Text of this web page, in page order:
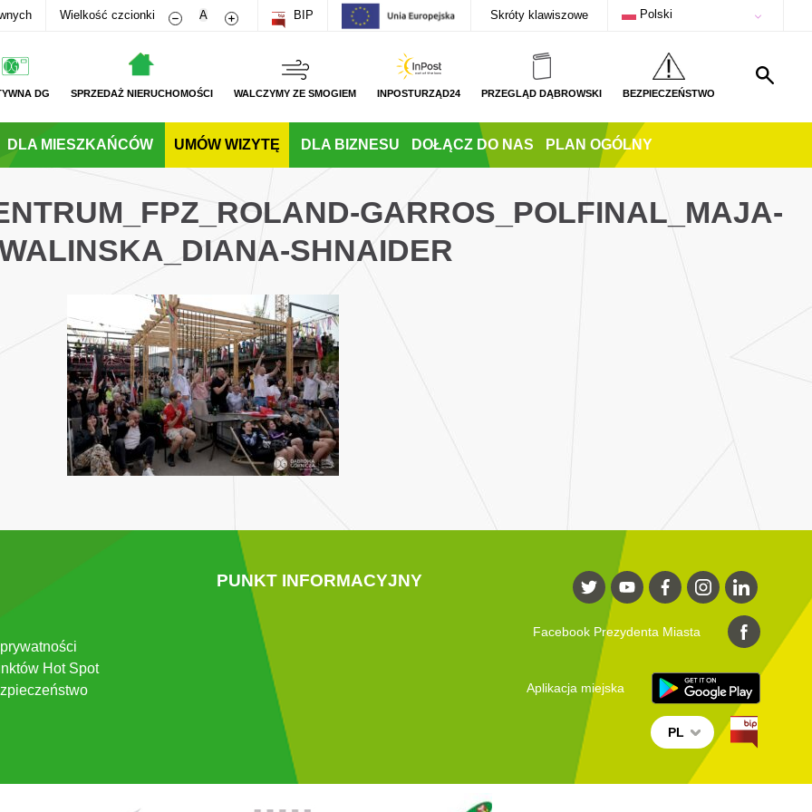
Wielkość czcionki Zmniejsz rozmiar czcionki
A Zwiększ rozmiar czcionki
BIP Skróty klawiszowe Polski
DG SPRZEDAŻ NIERUCHOMOŚCI WALCZYMY ZE SMOGIEM INPOSTURZĄD24 PRZEGLĄD DĄBROWSKI BEZPIECZEŃSTWO
DLA MIESZKAŃCÓW UMÓW WIZYTĘ DLA BIZNESU DOŁĄCZ DO NAS PLAN OGÓLNY
GARROS_POLFINAL_MAJA-
SHNAIDER
Hot Spot
PUNKT INFORMACYJNY
Facebook Prezydenta Miasta
Aplikacja miejska
PL